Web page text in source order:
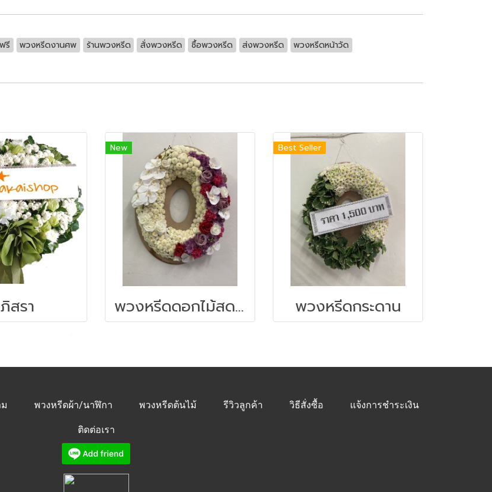
รี พวงหรีดงานศพ ร้านพวงหรีด สั่งพวงหรีด ซื้อพวงหรีด ส่งพวงหรีด พวงหรีดหน้าวัด
สรา
New
พวงหรีดดอกไม้สด แบบกระดาน
Best Seller
พวงหรีดกระดาน
พวงหรีดผ้า/นาฬิกา พวงหรีดต้นไม้ รีวิวลูกค้า วิธีสั่งซื้อ แจ้งการชำระเงิน
ติดต่อเรา